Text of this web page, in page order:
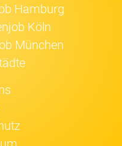
Hamburg
Köln
München